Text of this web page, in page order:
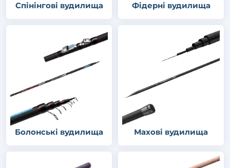
Спінінгові вудилища Фідерні вудилища
Болонські вудилища Махові вудилища